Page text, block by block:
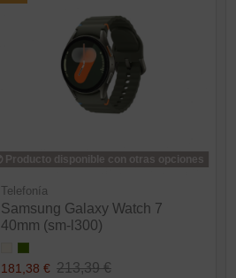
Producto disponible con otras opciones
Telefonía
Samsung Galaxy Watch 7
40mm (sm-l300)
181,38 € 213,39 €